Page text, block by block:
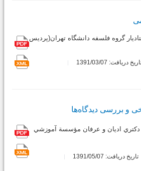
گروه فلسفه دانشگاه تهران(پرديس
دریافت: 1391/03/07
و بررسی دیدگاه‌ها
اديان و عرفان مؤسسة آموزشي
تاریخ دریافت: 1391/05/07